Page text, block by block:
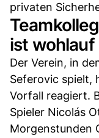
privaten
ist wohlauf
Der Verein, in
Seferovic spielt,
Vorfall reagiert.
Spieler Nicolás
Morgenstunden